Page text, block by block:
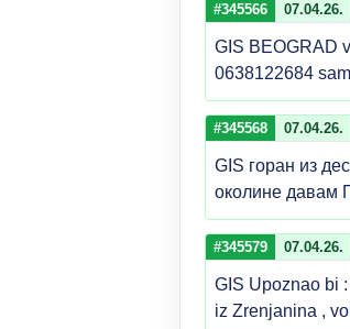
#345566 07.04.26.
GIS BEOGRAD
0638122684
#345568 07.04.26.
GIS горан из
околине давам
#345579 07.04.26.
GIS Upoznao bi
iz Zrenjanina ,